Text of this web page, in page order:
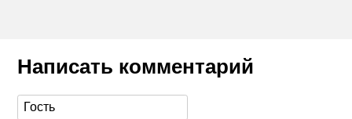
Написать комментарий